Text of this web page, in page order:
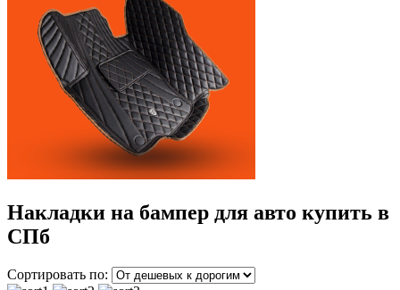
Накладки на бампер для авто купить в
СПб
Сортировать по: